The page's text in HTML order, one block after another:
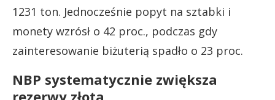
1231 ton. Jednocześnie popyt na sztabki i
monety wzrósł o 42 proc., podczas gdy
zainteresowanie biżuterią spadło o 23 proc.
NBP systematycznie zwiększa
rezerwy złota